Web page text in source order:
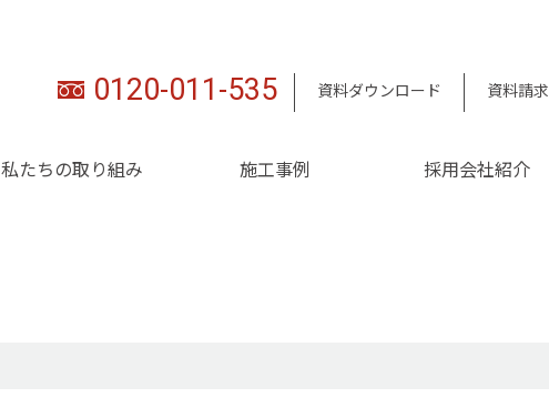
0120-011-535 資料ダウンロード 資料請求
私たちの取り組み 施工事例 採用会社紹介